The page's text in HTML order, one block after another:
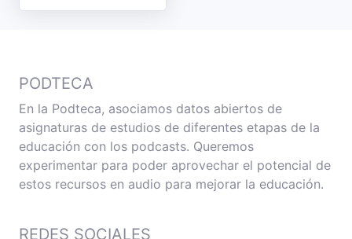
PODTECA
En la Podteca, asociamos datos abiertos de
asignaturas de estudios de diferentes etapas de la
educación con los podcasts. Queremos
experimentar para poder aprovechar el potencial de
estos recursos en audio para mejorar la educación.
REDES SOCIALES